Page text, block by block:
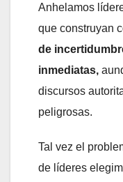
Anhelamos
que construyan
de
inmediatas,
discursos
peligrosas.
Tal vez el
de líderes